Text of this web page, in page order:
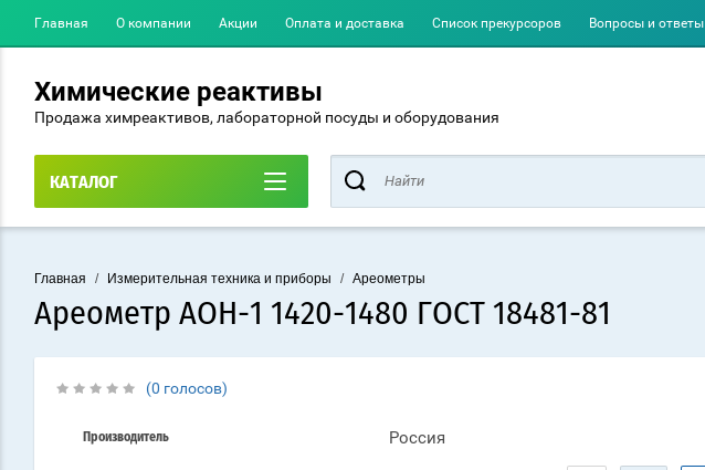
Главная О компании Акции Оплата и доставка Список прекурсоров Вопросы и ответы
Химические реактивы
Продажа химреактивов, лабораторной посуды и оборудования
КАТАЛОГ
Главная / Измерительная техника и приборы / Ареометры
Ареометр АОН-1 1420-1480 ГОСТ 18481-81
(0 голосов)
Производитель Россия